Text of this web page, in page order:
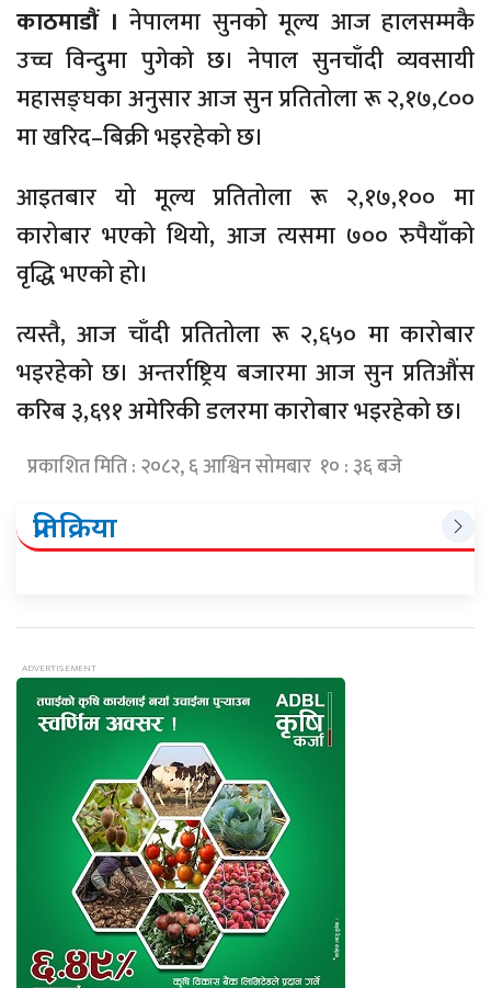
काठमाडौं । नेपालमा सुनको मूल्य आज हालसम्मकै
उच्च विन्दुमा पुगेको छ। नेपाल सुनचाँदी व्यवसायी
महासङ्घका अनुसार आज सुन प्रतितोला रू २,१७,८००
मा खरिद–बिक्री भइरहेको छ।
आइतबार यो मूल्य प्रतितोला रू २,१७,१०० मा
कारोबार भएको थियो, आज त्यसमा ७०० रुपैयाँको
वृद्धि भएको हो।
त्यस्तै, आज चाँदी प्रतितोला रू २,६५० मा कारोबार
भइरहेको छ। अन्तर्राष्ट्रिय बजारमा आज सुन प्रतिऔंस
करिब ३,६९१ अमेरिकी डलरमा कारोबार भइरहेको छ।
प्रकाशित मिति : २०८२, ६ आश्विन सोमबार १० : ३६ बजे
प्रतिक्रिया